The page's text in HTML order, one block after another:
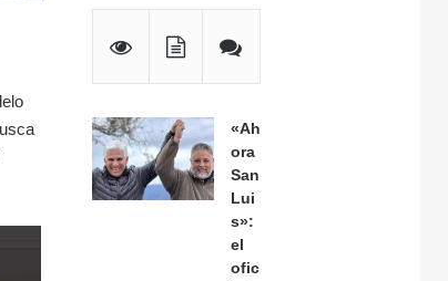
«Ah
ora
San
Lui
s»:
el
ofic